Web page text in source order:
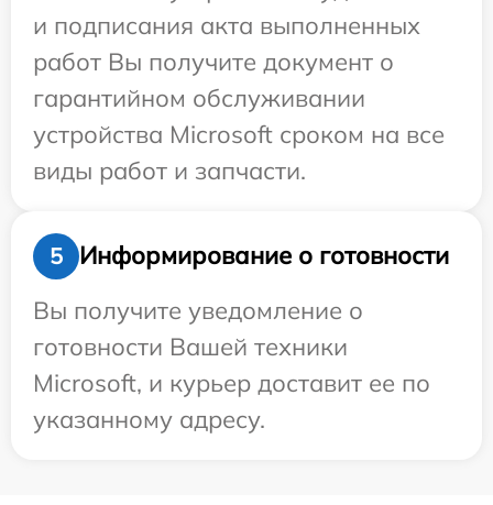
и подписания акта выполненных
работ Вы получите документ о
гарантийном обслуживании
устройства Microsoft сроком на все
виды работ и запчасти.
5
Информирование о готовности
Вы получите уведомление о
готовности Вашей техники
Microsoft, и курьер доставит ее по
указанному адресу.